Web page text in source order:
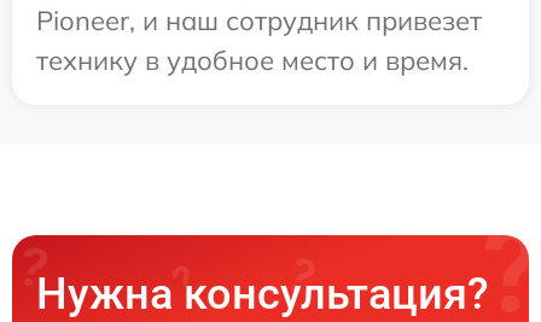
Pioneer, и наш сотрудник привезет
технику в удобное место и время.
Нужна консультация?